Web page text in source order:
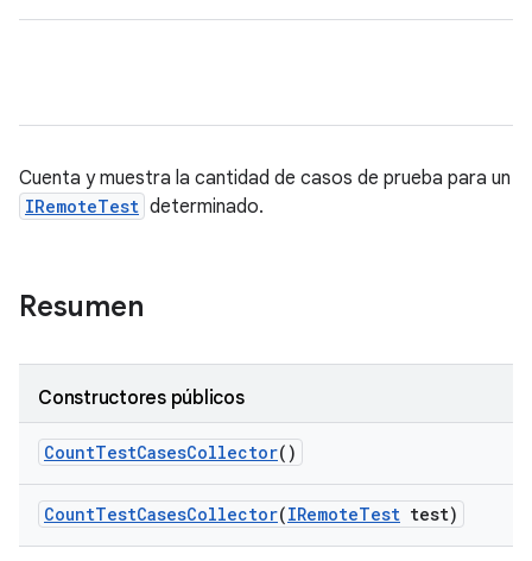
Cuenta y muestra la cantidad de casos de prueba para un
IRemoteTest determinado.
Resumen
Constructores públicos
CountTestCasesCollector()
CountTestCasesCollector(IRemoteTest test)